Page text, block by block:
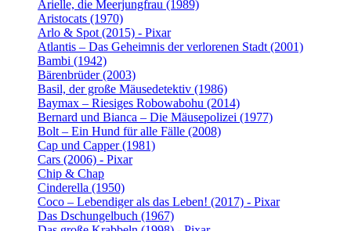
Arielle, die Meerjungfrau (1989)
Aristocats (1970)
Arlo & Spot (2015) - Pixar
Atlantis – Das Geheimnis der verlorenen Stadt (2001)
Bambi (1942)
Bärenbrüder (2003)
Basil, der große Mäusedetektiv (1986)
Baymax – Riesiges Robowabohu (2014)
Bernard und Bianca – Die Mäusepolizei (1977)
Bolt – Ein Hund für alle Fälle (2008)
Cap und Capper (1981)
Cars (2006) - Pixar
Chip & Chap
Cinderella (1950)
Coco – Lebendiger als das Leben! (2017) - Pixar
Das Dschungelbuch (1967)